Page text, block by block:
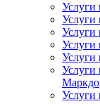
Услуги
Услуги
Услуги
Услуги
Услуги
Услуги
Услуги